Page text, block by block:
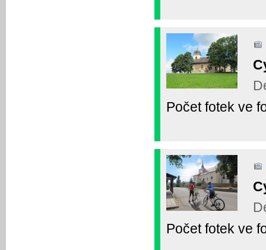
Počet fotek ve
Počet fotek ve